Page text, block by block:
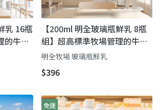
乳 16瓶
的牛奶
的使
【200ml 明全玻璃瓶鮮乳 8瓶
組】超高標準牧場管理的牛奶
第二代瞞著父親也要完成的使
明全牧場 玻璃瓶鮮乳
$396
免運